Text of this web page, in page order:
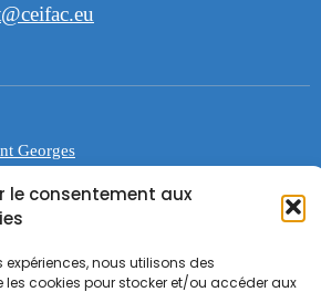
le consentement aux
expériences, nous utilisons des
les cookies pour stocker et/ou accéder aux
Georges